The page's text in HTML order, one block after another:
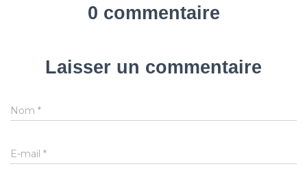
0 commentaire
Laisser un commentaire
Nom *
E-mail *